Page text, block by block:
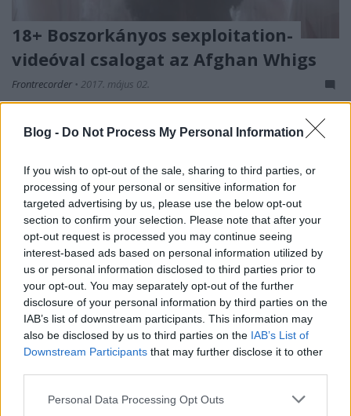
Blog - Do Not Process My Personal Information
If you wish to opt-out of the sale, sharing to third parties, or
processing of your personal or sensitive information for
targeted advertising by us, please use the below opt-out
section to confirm your selection. Please note that after your
opt-out request is processed you may continue seeing
interest-based ads based on personal information utilized by
us or personal information disclosed to third parties prior to
your opt-out. You may separately opt-out of the further
disclosure of your personal information by third parties on the
IAB’s list of downstream participants. This information may
also be disclosed by us to third parties on the IAB’s List of
Downstream Participants that may further disclose it to other
Please note that this website/app uses one or more Google
Personal Data Processing Opt Outs
18+ Boszorkányos sexploitation-
videóval csalogat az Afghan Whigs
Frontrecorder • 2017. május 02.
Május 5-én jelenik meg az Afghan Whigs új albuma,
mely elé még érkezett egy hatásos
erotikus zsánerfilmjeinek modorában.
Világbajnok VOLT-válogatott – Do I
Wanna Know?
rerecorder•2014. június 26.
(X) Kis túlzással szinte bármelyik brit fesztivál
büszke lehetne az idei VOLT nemzetközi line-upjára.
Kiket nem szabad kihagyni a július eleji öt nap igazi
nagyágyúi, aktuális bandái és visszatérő vendégei
közül? Tudjuk, hogy tudni akarod. Arctic
MonkeysTelekom Nagyszínpad,…